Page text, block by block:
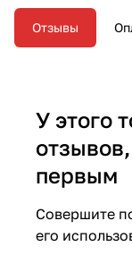
Отзывы
У этого
первым
Совершите
его